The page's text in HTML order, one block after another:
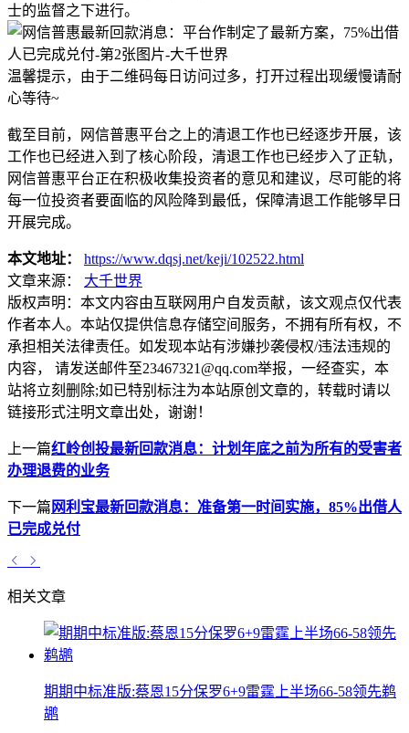
士的监督之下进行。
温馨提示，由于二维码每日访问过多，打开过程出现缓慢请耐
心等待~
截至目前，网信普惠平台之上的清退工作也已经逐步开展，该
工作也已经进入到了核心阶段，清退工作也已经步入了正轨，
网信普惠平台正在积极收集投资者的意见和建议，尽可能的将
每一位投资者要面临的风险降到最低，保障清退工作能够早日
开展完成。
本文地址：
https://www.dqsj.net/keji/102522.html
文章来源：
大千世界
版权声明： 本文内容由互联网用户自发贡献，该文观点仅代表
作者本人。本站仅提供信息存储空间服务，不拥有所有权，不
承担相关法律责任。如发现本站有涉嫌抄袭侵权/违法违规的
内容， 请发送邮件至23467321@qq.com举报，一经查实，本
站将立刻删除;如已特别标注为本站原创文章的，转载时请以
链接形式注明文章出处，谢谢！
上一篇红岭创投最新回款消息：计划年底之前为所有的受害者
办理退费的业务
下一篇 网利宝最新回款消息：准备第一时间实施，85%出借人
已完成兑付
相关文章
期期中标准版:蔡恩15分保罗6+9雷霆上半场66-58领先鹈
鹕